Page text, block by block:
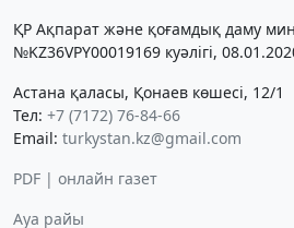
ҚР Ақпарат және қоғамдық даму
№KZ36VPY00019169 куәлігі,
Астана қаласы, Қонаев көшесі, 12/1
Тел: +7 (7172) 76-84-66
Email: turkystan.kz@gmail.com
PDF | онлайн газет
Ауа райы